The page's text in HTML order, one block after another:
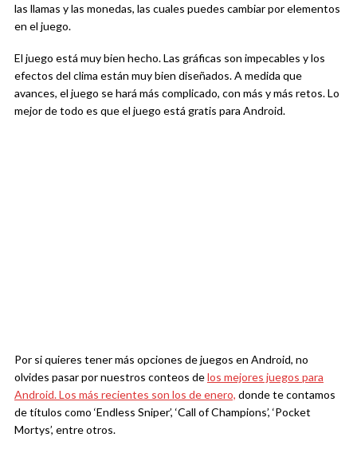
las llamas y las monedas, las cuales puedes cambiar por elementos
en el juego.
El juego está muy bien hecho. Las gráficas son impecables y los
efectos del clima están muy bien diseñados. A medida que
avances, el juego se hará más complicado, con más y más retos. Lo
mejor de todo es que el juego está gratis para Android.
Por si quieres tener más opciones de juegos en Android, no
olvides pasar por nuestros conteos delos mejores juegos para
Android. Los más recientes son los de enero, donde te contamos
de títulos como ‘Endless Sniper’, ‘Call of Champions’, ‘Pocket
Mortys’, entre otros.